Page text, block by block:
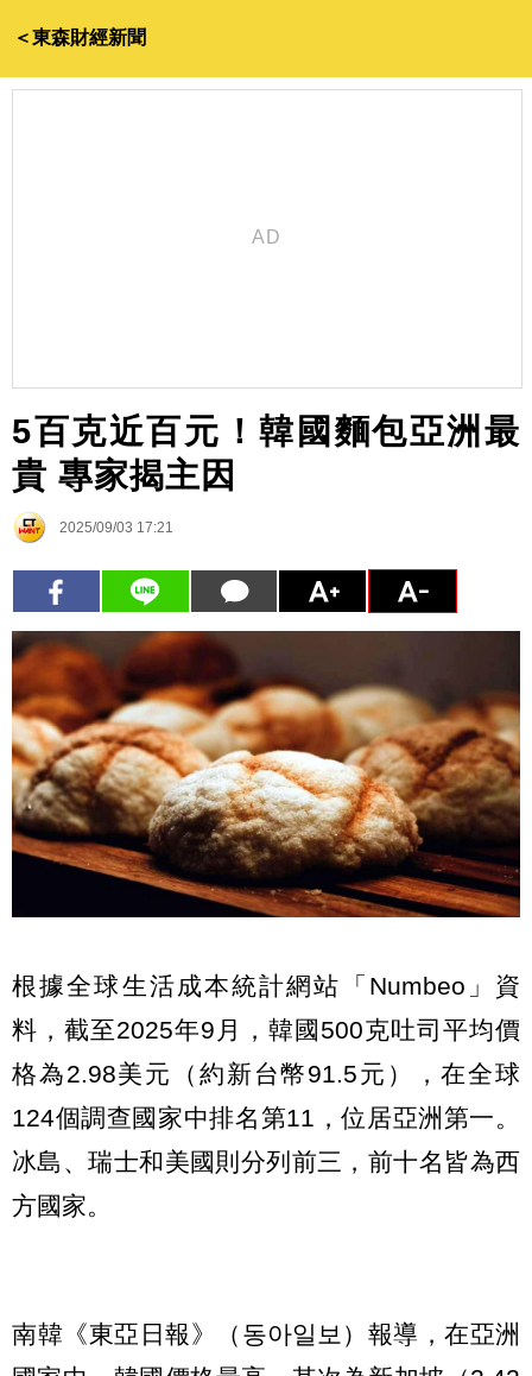
＜東森財經新聞
5百克近百元！韓國麵包亞洲最
貴 專家揭主因
2025/09/03 17:21
根據全球生活成本統計網站「Numbeo」資
料，截至2025年9月，韓國500克吐司平均價
格為2.98美元（約新台幣91.5元），在全球
124個調查國家中排名第11，位居亞洲第一。
冰島、瑞士和美國則分列前三，前十名皆為西
方國家。
南韓《東亞日報》（동아일보）報導，在亞洲